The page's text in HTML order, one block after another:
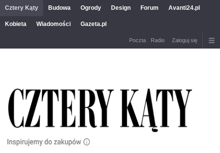
Cztery Kąty Budowa Ogrody Design Forum Avanti24.pl
Kobieta Wiadomości Gazeta.pl
Poczta Radio Zaloguj się